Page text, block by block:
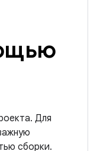
Для
сборки.